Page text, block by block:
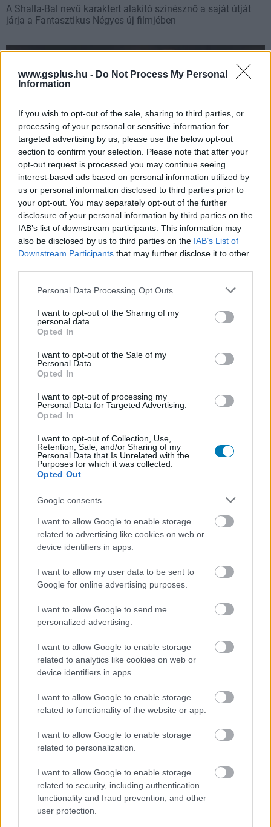
www.gsplus.hu - Do Not Process My Personal
Information
If you wish to opt-out of the sale, sharing to third parties, or
processing of your personal or sensitive information for
targeted advertising by us, please use the below opt-out
section to confirm your selection. Please note that after your
opt-out request is processed you may continue seeing
interest-based ads based on personal information utilized by
us or personal information disclosed to third parties prior to
your opt-out. You may separately opt-out of the further
disclosure of your personal information by third parties on the
IAB’s list of downstream participants. This information may
also be disclosed by us to third parties on the IAB’s List of
Downstream Participants that may further disclose it to other
Please note that this website/app uses one or more Google
not limited to your visit or usage behaviour. You may click to
grant or deny consent to Google and its third-party tags to
use your data for below specified purposes in below Google
consent section.
Personal Data Processing Opt Outs
I want to opt-out of the Sharing of my
personal data.
Opted In
I want to opt-out of the Sale of my
Personal Data.
Opted In
I want to opt-out of processing my
Personal Data for Targeted Advertising.
Opted In
I want to opt-out of Collection, Use,
Retention, Sale, and/or Sharing of my
Personal Data that Is Unrelated with the
Purposes for which it was collected.
Opted Out
Google consents
I want to allow Google to enable storage
related to advertising like cookies on web or
device identifiers in apps.
I want to allow my user data to be sent to
Google for online advertising purposes.
I want to allow Google to send me
personalized advertising.
I want to allow Google to enable storage
related to analytics like cookies on web or
device identifiers in apps.
I want to allow Google to enable storage
related to functionality of the website or app.
I want to allow Google to enable storage
related to personalization.
I want to allow Google to enable storage
related to security, including authentication
functionality and fraud prevention, and other
user protection.
A Shalla-Bal nevű karaktert alakító színésznő a saját útját
járja a Fantasztikus Négyes új filmjében
Szakállas Lénnyel borzolja a kedélyeket A
Fantasztikus 4-es: Első lépések utolsó előzetese
| 2025.06.25 17:34
Megkapta végső trailerét A Fantasztikus 4-es: Első lépések.
ellenfelét?
| 2025.06.18 19:35
Egyelőre nem tudni, hogy az ikonikus ellenség tényleg
felbukkan-e A Fantasztikus 4-es: Első lépések című filmben.
Hát persze, hogy A Fantasztikus 4-es: Első lépések is
saját popcornos vödröt kap, de érkezett egy új
A Marvel végre elindította a jegyelővételt az új Fantasztikus
Négyes-filmre, és a rajongók már most őrületbe kergetik a
mozikat a Galactus-vödörrel.